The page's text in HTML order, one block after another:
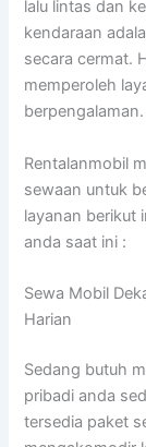
lalu lintas dan
kendaraan
secara cermat.
memperoleh
berpengalaman.
Rentalanmobil
sewaan untuk
layanan berikut
anda saat ini :
Sewa Mobil
Harian
Sedang butuh
pribadi anda
tersedia paket